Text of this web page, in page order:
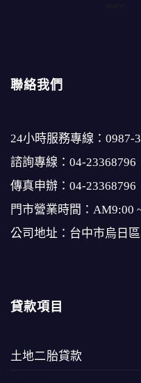
聯絡我們
24小時服務專線： 0987-
諮詢專線： 04-23368796
傳真申辦：04-23368796
門市營業時間：AM9:00
公司地址：台中市烏日
貸款項目
土地二胎貸款